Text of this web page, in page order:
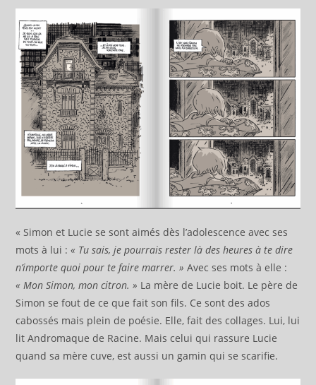
« Simon et Lucie se sont aimés dès l’adolescence avec ses
mots à lui :« Tu sais, je pourrais rester là des heures à te dire
n’importe quoi pour te faire marrer. » Avec ses mots à elle :
« Mon Simon, mon citron. » La mère de Lucie boit. Le père de
Simon se fout de ce que fait son fils. Ce sont des ados
cabossés mais plein de poésie. Elle, fait des collages. Lui, lui
lit Andromaque de Racine. Mais celui qui rassure Lucie
quand sa mère cuve, est aussi un gamin qui se scarifie.